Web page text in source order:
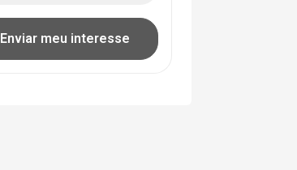
Enviar meu interesse